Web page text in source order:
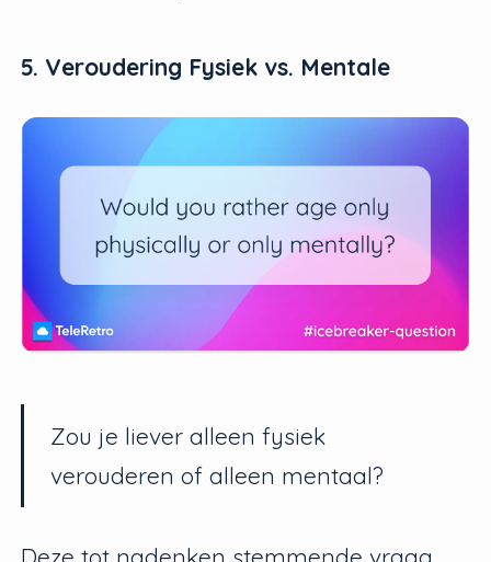
5. Veroudering Fysiek vs. Mentale
Zou je liever alleen fysiek
verouderen of alleen mentaal?